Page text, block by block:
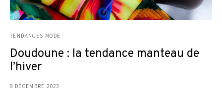
TENDANCES MODE
Doudoune : la tendance manteau de
l’hiver
9 DÉCEMBRE 2023